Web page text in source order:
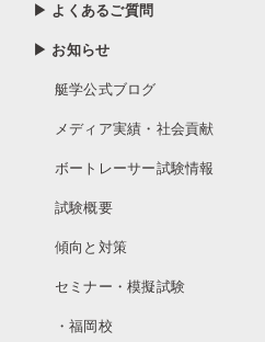
▶ よくあるご質問
▶ お知らせ
艇学公式ブログ
メディア実績・社会貢献
ボートレーサー試験情報
試験概要
傾向と対策
セミナー・模擬試験
・福岡校